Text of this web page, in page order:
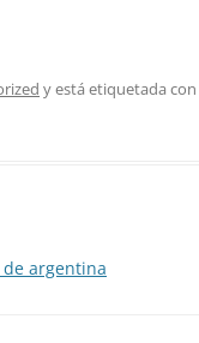
y está etiquetada con
argentina